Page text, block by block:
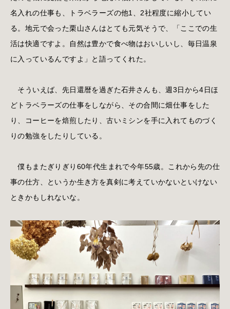
名入れの仕事も、トラベラーズの他1、2社程度に縮小してい
る。地元で会った栗山さんはとても元気そうで、「ここでの生
活は快適ですよ。自然は豊かで食べ物はおいしいし、毎日温泉
に入っているんですよ」と語ってくれた。
そういえば、先日還暦を過ぎた石井さんも、週3日から4日ほ
どトラベラーズの仕事をしながら、その合間に畑仕事をした
り、コーヒーを焙煎したり、古いミシンを手に入れてものづく
りの勉強をしたりしている。
僕もまたぎりぎり60年代生まれで今年55歳。これから先の仕
事の仕方、というか生き方を真剣に考えていかないといけない
ときかもしれないな。